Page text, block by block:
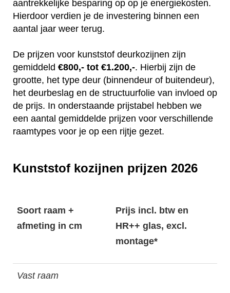
aantrekkelijke besparing op op je energiekosten.
Hierdoor verdien je de investering binnen een
aantal jaar weer terug.
De prijzen voor kunststof deurkozijnen zijn
gemiddeld €800,- tot €1.200,-. Hierbij zijn de
grootte, het type deur (binnendeur of buitendeur),
het deurbeslag en de structuurfolie van invloed op
de prijs. In onderstaande prijstabel hebben we
een aantal gemiddelde prijzen voor verschillende
raamtypes voor je op een rijtje gezet.
Kunststof kozijnen prijzen 2026
Soort raam +
afmeting in cm
Prijs incl. btw en
HR++ glas, excl.
montage*
Vast raam